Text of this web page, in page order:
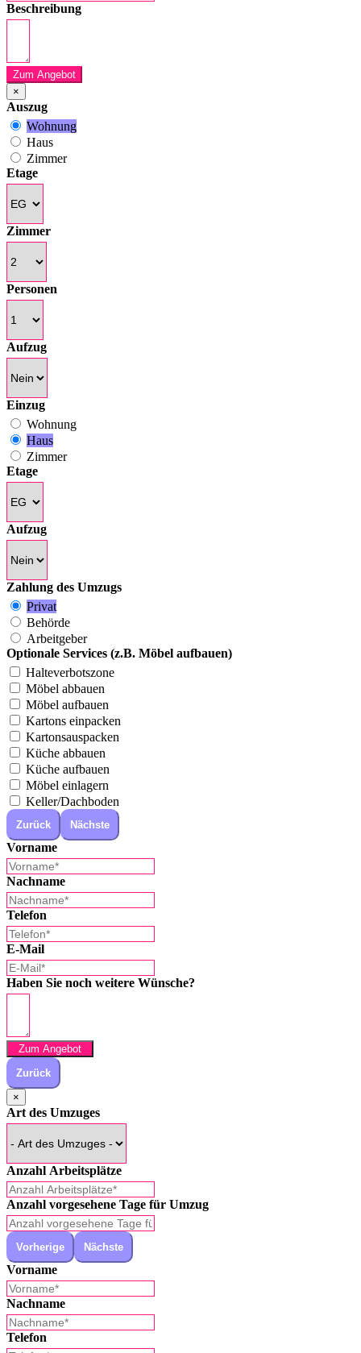
Beschreibung
Zum Angebot
×
Auszug
Wohnung
Haus
Zimmer
Etage
Zimmer
Personen
Aufzug
Einzug
Wohnung
Haus
Zimmer
Etage
Aufzug
Zahlung des Umzugs
Privat
Behörde
Arbeitgeber
Optionale Services (z.B. Möbel aufbauen)
Halteverbotszone
Möbel abbauen
Möbel aufbauen
Kartons einpacken
Kartonsauspacken
Küche abbauen
Küche aufbauen
Möbel einlagern
Keller/Dachboden
Zurück Nächste
Vorname
Nachname
Telefon
E-Mail
Haben Sie noch weitere Wünsche?
Zum Angebot
Zurück
×
Art des Umzuges
Anzahl Arbeitsplätze
Anzahl vorgesehene Tage für Umzug
Vorherige Nächste
Vorname
Nachname
Telefon